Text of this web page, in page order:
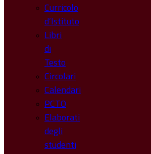
Curricolo
d’Istituto
Libri
di
Testo
Circolari
Calendari
PCTO
Elaborati
degli
studenti